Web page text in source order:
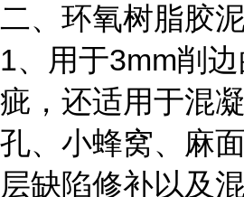
二、环氧树脂胶
1、用于3mm削
疵，还适用于混
孔、小蜂窝、麻
层缺陷修补以及